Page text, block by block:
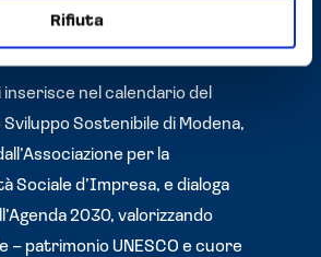
Rifiuta
nel calendario del
Sviluppo Sostenibile di Modena,
per la
Sociale d’Impresa, e dialoga
2030, valorizzando
– patrimonio UNESCO e cuore